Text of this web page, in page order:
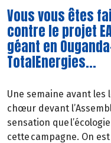
Vous vous êtes
contre le projet
géant en
TotalEnergies...
Une semaine avant les
chœur devant
sensation que
cette campagne. On